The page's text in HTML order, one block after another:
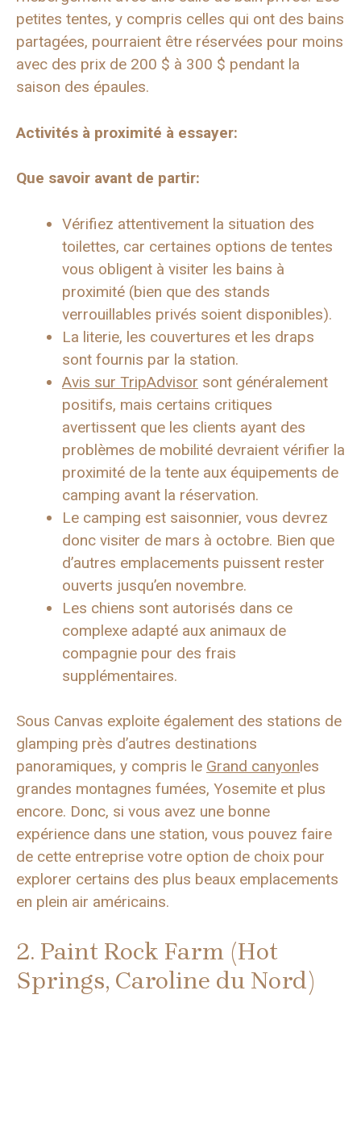
petites tentes, y compris celles qui ont des bains
partagées, pourraient être réservées pour moins
avec des prix de 200 $ à 300 $ pendant la
saison des épaules.
Activités à proximité à essayer:
Que savoir avant de partir:
Vérifiez attentivement la situation des
toilettes, car certaines options de tentes
vous obligent à visiter les bains à
proximité (bien que des stands
verrouillables privés soient disponibles).
La literie, les couvertures et les draps
sont fournis par la station.
Avis sur TripAdvisor sont généralement
positifs, mais certains critiques
avertissent que les clients ayant des
problèmes de mobilité devraient vérifier la
proximité de la tente aux équipements de
camping avant la réservation.
Le camping est saisonnier, vous devrez
donc visiter de mars à octobre. Bien que
d’autres emplacements puissent rester
ouverts jusqu’en novembre.
Les chiens sont autorisés dans ce
complexe adapté aux animaux de
compagnie pour des frais
supplémentaires.
Sous Canvas exploite également des stations de
glamping près d’autres destinations
panoramiques, y compris le Grand canyonles
grandes montagnes fumées, Yosemite et plus
encore. Donc, si vous avez une bonne
expérience dans une station, vous pouvez faire
de cette entreprise votre option de choix pour
explorer certains des plus beaux emplacements
en plein air américains.
2. Paint Rock Farm (Hot
Springs, Caroline du Nord)